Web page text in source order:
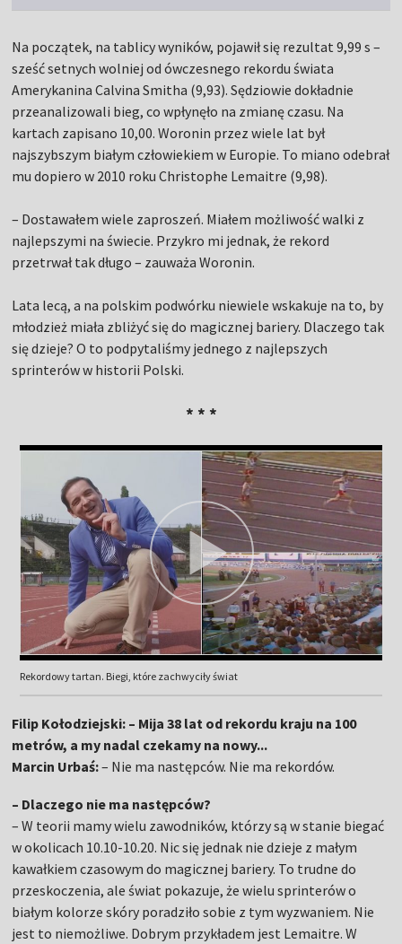
Na początek, na tablicy wyników, pojawił się rezultat 9,99 s –
sześć setnych wolniej od ówczesnego rekordu świata
Amerykanina Calvina Smitha (9,93). Sędziowie dokładnie
przeanalizowali bieg, co wpłynęło na zmianę czasu. Na
kartach zapisano 10,00. Woronin przez wiele lat był
najszybszym białym człowiekiem w Europie. To miano odebrał
mu dopiero w 2010 roku Christophe Lemaitre (9,98).
– Dostawałem wiele zaproszeń. Miałem możliwość walki z
najlepszymi na świecie. Przykro mi jednak, że rekord
przetrwał tak długo – zauważa Woronin.
Lata lecą, a na polskim podwórku niewiele wskakuje na to, by
młodzież miała zbliżyć się do magicznej bariery. Dlaczego tak
się dzieje? O to podpytaliśmy jednego z najlepszych
sprinterów w historii Polski.
* * *
Rekordowy tartan. Biegi, które zachwyciły świat
Filip Kołodziejski: – Mija 38 lat od rekordu kraju na 100
metrów, a my nadal czekamy na nowy...
Marcin Urbaś:– Nie ma następców. Nie ma rekordów.
– Dlaczego nie ma następców?
– W teorii mamy wielu zawodników, którzy są w stanie biegać
w okolicach 10.10-10.20. Nic się jednak nie dzieje z małym
kawałkiem czasowym do magicznej bariery. To trudne do
przeskoczenia, ale świat pokazuje, że wielu sprinterów o
białym kolorze skóry poradziło sobie z tym wyzwaniem. Nie
jest to niemożliwe. Dobrym przykładem jest Lemaitre. W